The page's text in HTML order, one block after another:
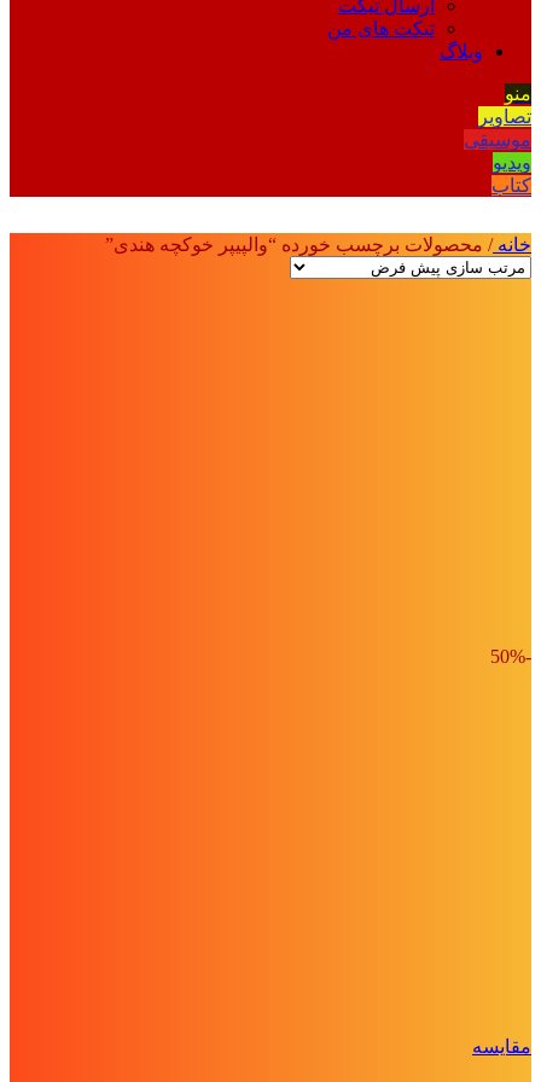
ارسال تیکت
تیکت های من
وبلاگ
منو
تصاویر
موسیقی
ویدیو
کتاب
خانه/ محصولات برچسب خورده “والپیپر خوکچه هندی”
-50%
مقايسه